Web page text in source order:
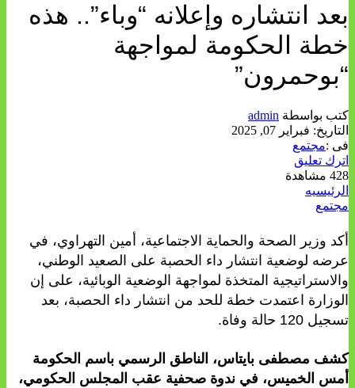
بعد انتشاره وإعلانه “وباء”.. هذه
خطة الحكومة لمواجهة
“بوحمرون”
كتب بواسطة admin
التاريخ: فبراير 07, 2025
فى :مجتمع
اترك تعليق
428 مشاهدة
الرئيسيه
مجتمع
أكد وزير الصحة والحماية الاجتماعية، أمين التهراوي، في
عرضه لوضعية انتشار داء الحصبة على الصعيد الوطني،
والاستراتيجية المتخذة لمواجهة الوضعية الوبائية، على إن
الوزارة اعتمدت خطة للحد من انتشار داء الحصبة، بعد
تسجيل 120 حالة وفاة.
كشف مصطفى بايتاس، الناطق الرسمي باسم الحكومة
أمس الخميس، في ندوة صحفية عقب المجلس الحكومي،